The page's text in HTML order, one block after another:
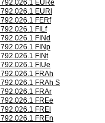
792.026.1 EURe
792.026.1 EURl
792.026.1 FERf
792.026.1 FILf
792.026.1 FINd
792.026.1 FINp
792.026.1 FINt
792.026.1 FIUe
792.026.1 FRAh
792.026.1 FRAh S
792.026.1 FRAr
792.026.1 FREe
792.026.1 FREl
792.026.1 FREn